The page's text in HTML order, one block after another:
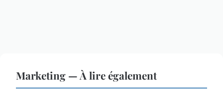
Marketing — À lire également